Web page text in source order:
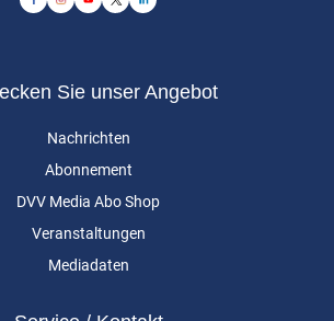
Sie unser Angebot
Nachrichten
Abonnement
DVV Media Abo Shop
Veranstaltungen
Mediadaten